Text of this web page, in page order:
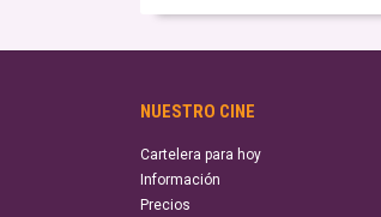
NUESTRO CINE
Cartelera para hoy
Información
Precios